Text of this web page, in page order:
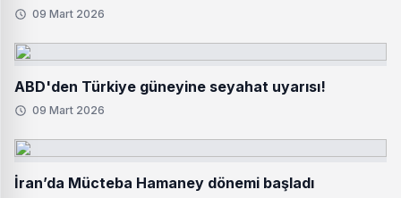
09 Mart 2026
ABD'den Türkiye güneyine seyahat uyarısı!
09 Mart 2026
İran’da Mücteba Hamaney dönemi başladı